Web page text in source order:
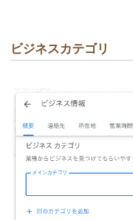
ビジネスカテゴリ